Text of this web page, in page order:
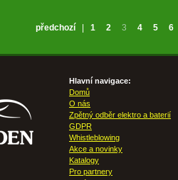
předchozí 1 2 3 4 5 6
Hlavní navigace:
Domů
O nás
Zpětný odběr elektro a baterií
GDPR
Whistleblowing
Akce a novinky
Katalogy
Pro partnery